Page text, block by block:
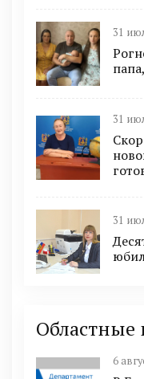
31
31
31
Областные
6